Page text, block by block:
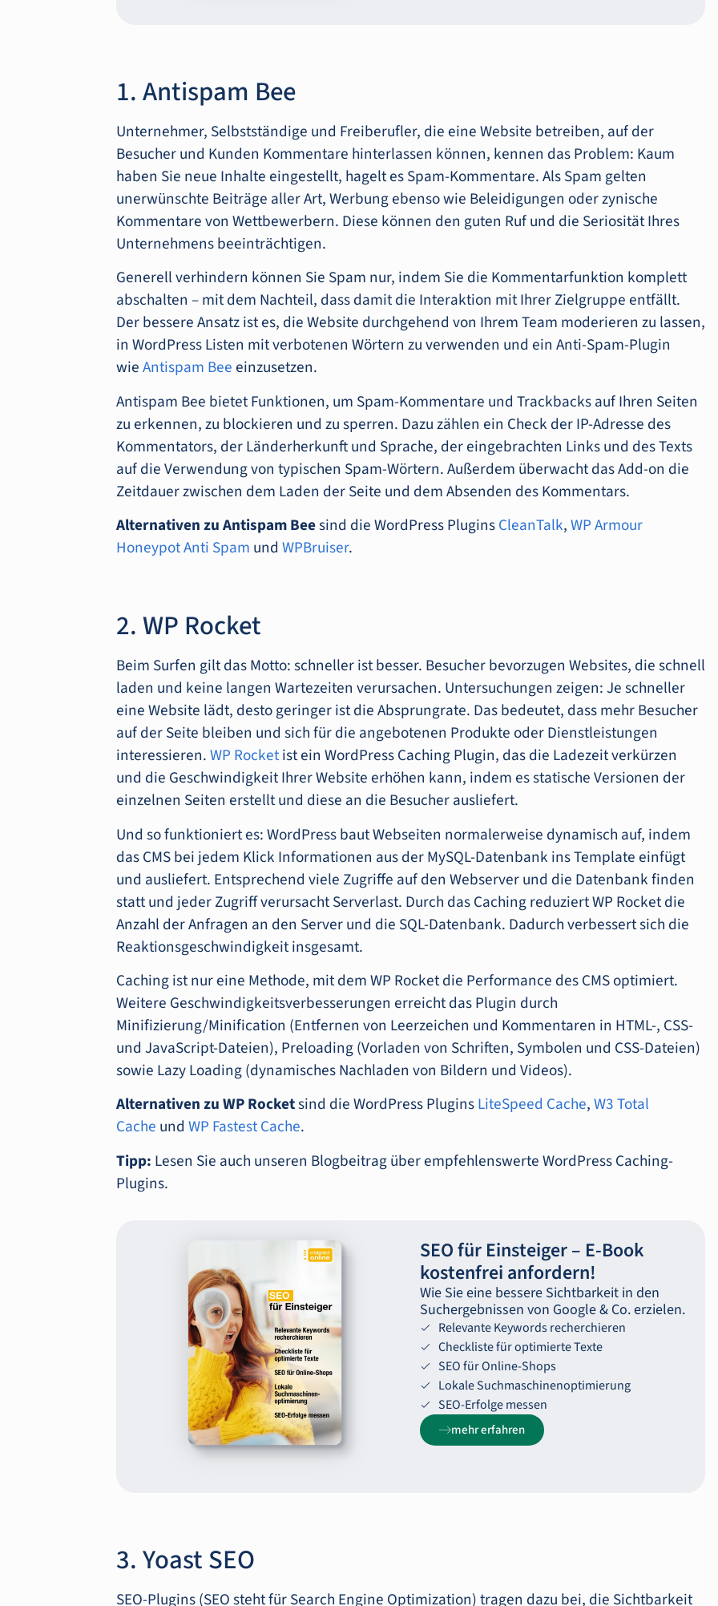
1. Antispam Bee
Unternehmer, Selbstständige und Freiberufler, die eine Website betreiben, auf der
Besucher und Kunden Kommentare hinterlassen können, kennen das Problem: Kaum
haben Sie neue Inhalte eingestellt, hagelt es Spam-Kommentare. Als Spam gelten
unerwünschte Beiträge aller Art, Werbung ebenso wie Beleidigungen oder zynische
Kommentare von Wettbewerbern. Diese können den guten Ruf und die Seriosität Ihres
Unternehmens beeinträchtigen.
Generell verhindern können Sie Spam nur, indem Sie die Kommentarfunktion komplett
abschalten – mit dem Nachteil, dass damit die Interaktion mit Ihrer Zielgruppe entfällt.
Der bessere Ansatz ist es, die Website durchgehend von Ihrem Team moderieren zu lassen,
in WordPress Listen mit verbotenen Wörtern zu verwenden und ein Anti-Spam-Plugin
wieAntispam Bee einzusetzen.
Antispam Bee bietet Funktionen, um Spam-Kommentare und Trackbacks auf Ihren Seiten
zu erkennen, zu blockieren und zu sperren. Dazu zählen ein Check der IP-Adresse des
Kommentators, der Länderherkunft und Sprache, der eingebrachten Links und des Texts
auf die Verwendung von typischen Spam-Wörtern. Außerdem überwacht das Add-on die
Zeitdauer zwischen dem Laden der Seite und dem Absenden des Kommentars.
Alternativen zu Antispam Beesind die WordPress PluginsCleanTalk,WP Armour
Honeypot Anti Spam und WPBruiser.
2. WP Rocket
Beim Surfen gilt das Motto: schneller ist besser. Besucher bevorzugen Websites, die schnell
laden und keine langen Wartezeiten verursachen. Untersuchungen zeigen: Je schneller
eine Website lädt, desto geringer ist die Absprungrate. Das bedeutet, dass mehr Besucher
auf der Seite bleiben und sich für die angebotenen Produkte oder Dienstleistungen
interessieren.WP Rocketist ein WordPress Caching Plugin, das die Ladezeit verkürzen
und die Geschwindigkeit Ihrer Website erhöhen kann, indem es statische Versionen der
einzelnen Seiten erstellt und diese an die Besucher ausliefert.
Und so funktioniert es: WordPress baut Webseiten normalerweise dynamisch auf, indem
das CMS bei jedem Klick Informationen aus der MySQL-Datenbank ins Template einfügt
und ausliefert. Entsprechend viele Zugriffe auf den Webserver und die Datenbank finden
statt und jeder Zugriff verursacht Serverlast. Durch das Caching reduziert WP Rocket die
Anzahl der Anfragen an den Server und die SQL-Datenbank. Dadurch verbessert sich die
Reaktionsgeschwindigkeit insgesamt.
Caching ist nur eine Methode, mit dem WP Rocket die Performance des CMS optimiert.
Weitere Geschwindigkeitsverbesserungen erreicht das Plugin durch
Minifizierung/Minification (Entfernen von Leerzeichen und Kommentaren in HTML-, CSS-
und JavaScript-Dateien), Preloading (Vorladen von Schriften, Symbolen und CSS-Dateien)
sowie Lazy Loading (dynamisches Nachladen von Bildern und Videos).
Alternativen zu WP Rocketsind die WordPress PluginsLiteSpeed Cache,W3 Total
Cache und WP Fastest Cache.
Tipp: Lesen Sie auch unseren Blogbeitrag über empfehlenswerte WordPress Caching-
Plugins.
SEO für Einsteiger – E-‍Book
kostenfrei anfordern!
Wie Sie eine bessere Sichtbarkeit in den
Suchergebnissen von Google & Co. erzielen.
Relevante Keywords recherchieren
Checkliste für optimierte Texte
SEO für Online-Shops
Lokale Suchmaschinenoptimierung
SEO-Erfolge messen
mehr erfahren
3. Yoast SEO
SEO-Plugins (SEO steht für Search Engine Optimization) tragen dazu bei, die Sichtbarkeit